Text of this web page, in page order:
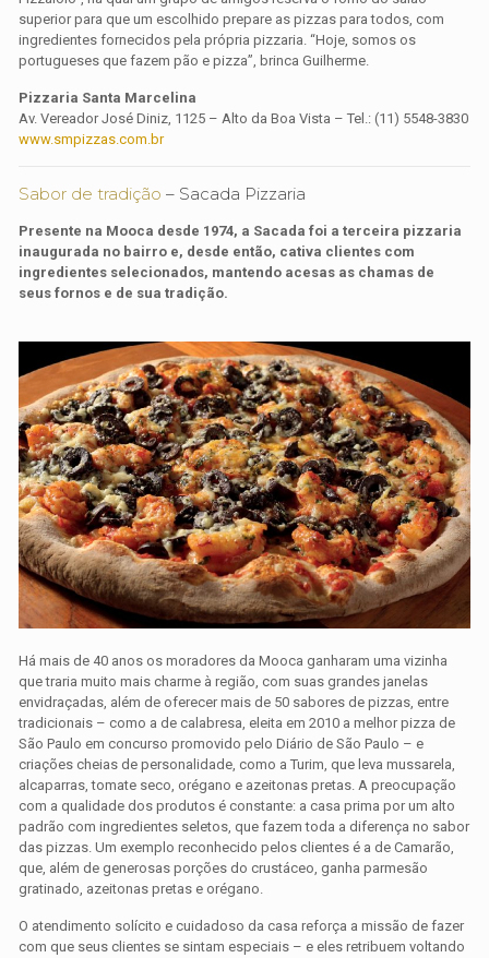
superior para que um escolhido prepare as pizzas para todos, com
ingredientes fornecidos pela própria pizzaria. “Hoje, somos os
portugueses que fazem pão e pizza”, brinca Guilherme.
Pizzaria Santa Marcelina
Av. Vereador José Diniz, 1125 – Alto da Boa Vista – Tel.: (11) 5548-3830
www.smpizzas.com.br
Sabor de tradição – Sacada Pizzaria
Presente na Mooca desde 1974, a Sacada foi a terceira pizzaria
inaugurada no bairro e, desde então, cativa clientes com
ingredientes selecionados, mantendo acesas as chamas de
seus fornos e de sua tradição.
Há mais de 40 anos os moradores da Mooca ganharam uma vizinha
que traria muito mais charme à região, com suas grandes janelas
envidraçadas, além de oferecer mais de 50 sabores de pizzas, entre
tradicionais – como a de calabresa, eleita em 2010 a melhor pizza de
São Paulo em concurso promovido pelo Diário de São Paulo – e
criações cheias de personalidade, como a Turim, que leva mussarela,
alcaparras, tomate seco, orégano e azeitonas pretas. A preocupação
com a qualidade dos produtos é constante: a casa prima por um alto
padrão com ingredientes seletos, que fazem toda a diferença no sabor
das pizzas. Um exemplo reconhecido pelos clientes é a de Camarão,
que, além de generosas porções do crustáceo, ganha parmesão
gratinado, azeitonas pretas e orégano.
O atendimento solícito e cuidadoso da casa reforça a missão de fazer
com que seus clientes se sintam especiais – e eles retribuem voltando